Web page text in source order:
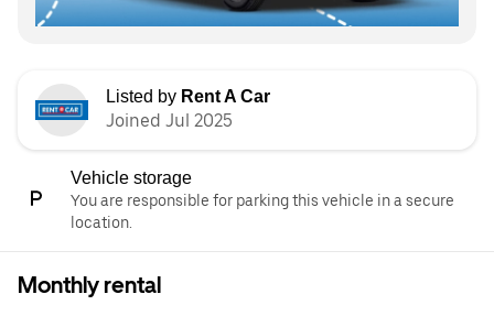
Listed by Rent A Car
Joined Jul 2025
Vehicle storage
You are responsible for parking this vehicle in a secure
location.
Monthly rental